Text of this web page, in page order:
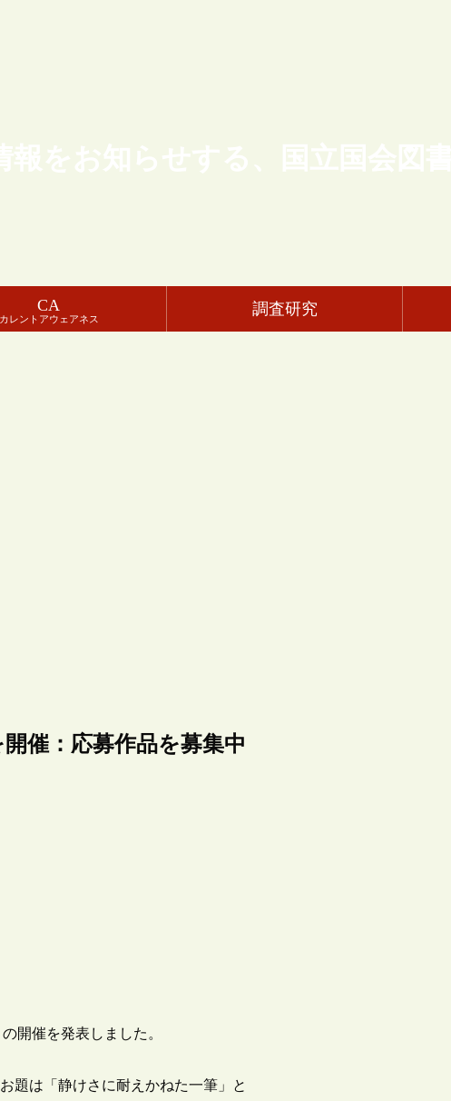
報をお知らせする、国立国会図
CA
カレントアウェアネス
調査研究
催：応募作品を募集中
開催を発表しました。
題は「静けさに耐えかねた一筆」と